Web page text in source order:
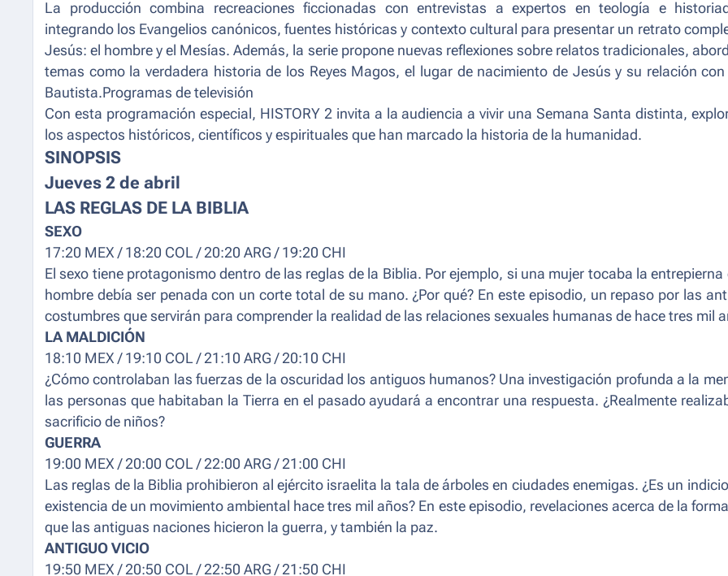
La producción combina recreaciones ficcionadas con entrevistas a expertos en teología e
integrando los Evangelios canónicos, fuentes históricas y contexto cultural para presentar un retrato
Jesús: el hombre y el Mesías. Además, la serie propone nuevas reflexiones sobre relatos tradicionales,
temas como la verdadera historia de los Reyes Magos, el lugar de nacimiento de Jesús y su relación
Bautista.Programas de televisión
Con esta programación especial, HISTORY 2 invita a la audiencia a vivir una Semana Santa distinta,
los aspectos históricos, científicos y espirituales que han marcado la historia de la humanidad.
SINOPSIS
Jueves 2 de abril
LAS REGLAS DE LA BIBLIA
SEXO
17:20 MEX / 18:20 COL / 20:20 ARG / 19:20 CHI
El sexo tiene protagonismo dentro de las reglas de la Biblia. Por ejemplo, si una mujer tocaba la entrepierna
hombre debía ser penada con un corte total de su mano. ¿Por qué? En este episodio, un repaso por las
costumbres que servirán para comprender la realidad de las relaciones sexuales humanas de hace tres mil
LA MALDICIÓN
18:10 MEX / 19:10 COL / 21:10 ARG / 20:10 CHI
¿Cómo controlaban las fuerzas de la oscuridad los antiguos humanos? Una investigación profunda a la
las personas que habitaban la Tierra en el pasado ayudará a encontrar una respuesta. ¿Realmente
sacrificio de niños?
GUERRA
19:00 MEX / 20:00 COL / 22:00 ARG / 21:00 CHI
Las reglas de la Biblia prohibieron al ejército israelita la tala de árboles en ciudades enemigas. ¿Es un
existencia de un movimiento ambiental hace tres mil años? En este episodio, revelaciones acerca de la
que las antiguas naciones hicieron la guerra, y también la paz.
ANTIGUO VICIO
19:50 MEX / 20:50 COL / 22:50 ARG / 21:50 CHI